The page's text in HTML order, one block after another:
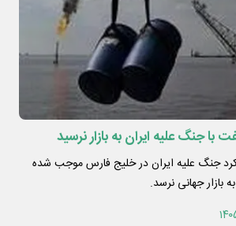
کرد جنگ علیه ایران در خلیج فارس موجب شده